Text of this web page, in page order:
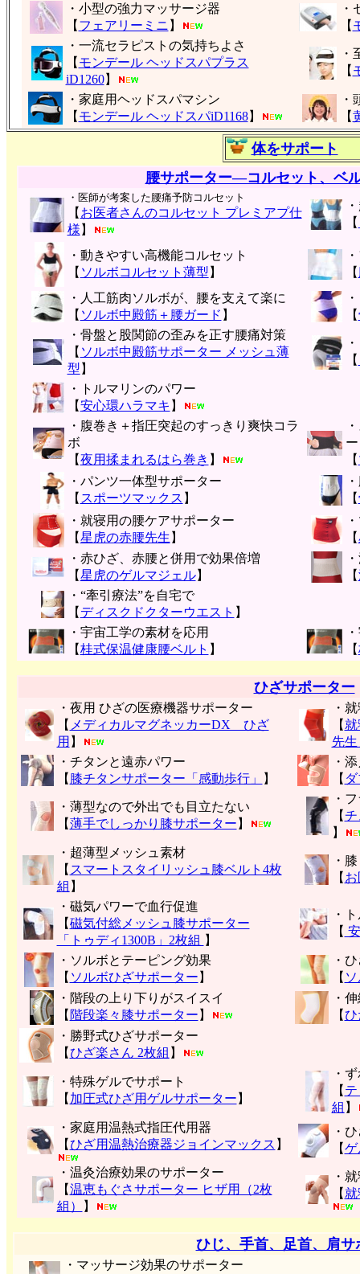
・小型の強力マッサージ器
【 フェアリーミニ 】
【
・一流セラピストの気持ちよさ
【 モンデール ヘッドスパプラス
iD1260】
・
【
・家庭用ヘッドスパマシン
【 モンデール ヘッドスパiD1168】
・
【
体をサポート
腰サポーター―コルセット、ベ
・医師が考案した腰痛予防コルセット
【 お医者さんのコルセット プレミアプ仕
様 】
【
・動きやすい高機能コルセット
【 ソルボコルセット薄型 】
【
・人工筋肉ソルボが、腰を支えて楽に
【 ソルボ中殿筋＋腰ガード 】
【
・骨盤と股関節の歪みを正す腰痛対策
【 ソルボ中殿筋サポーター メッシュ薄
型 】
【
・トルマリンのパワー
【安心環ハラマキ 】
・腹巻き＋指圧突起のすっきり爽快コラ
ボ
【夜用揉まれるはら巻き 】
ー
【
・パンツ一体型サポーター
【 スポーツマックス 】
【
・就寝用の腰ケアサポーター
【星虎の赤腰先生 】
【
・赤ひざ、赤腰と併用で効果倍増
【星虎のゲルマジェル】
【
・“牽引療法”を自宅で
【 ディスクドクターウエスト 】
・宇宙工学の素材を応用
【桂式保温健康腰ベルト 】
【
ひざサポーター
・夜用 ひざの医療機器サポーター
【 メディカルマグネッカーDX ひざ
用 】
・
【
先生
・チタンと遠赤パワー
【 膝チタンサポーター「感動歩行」 】
・
【
・薄型なので外出でも目立たない
【薄手でしっかり膝サポーター 】
・
【チ
】
・超薄型メッシュ素材
【 スマートスタイリッシュ膝ベルト4枚
組 】
・
【
・磁気パワーで血行促進
【磁気付総メッシュ膝サポーター
「トゥディ1300B」2枚組 】
・
【
・ソルボとテーピング効果
【 ソルボひざサポーター 】
・
【
・階段の上り下りがスイスイ
【 階段楽々膝サポーター 】
・
【ひ
・勝野式ひざサポーター
【ひざ楽さん 2枚組 】
・特殊ゲルでサポート
【 加圧式ひざ用ゲルサポーター 】
・
【
組 】
・家庭用温熱式指圧代用器
【ひざ用温熱治療器ジョインマックス 】
・
【ゲ
・温灸治療効果のサポーター
【温恵もぐさサポーター ヒザ用（2枚
組）
】
・
【
ひじ、手首、足首、肩サ
・マッサージ効果のサポーター